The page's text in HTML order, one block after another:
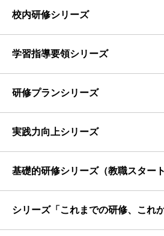
校内研修シリーズ
学習指導要領シリーズ
研修プランシリーズ
実践力向上シリーズ
基礎的研修シリーズ（教職スター
シリーズ「これまでの研修、これ